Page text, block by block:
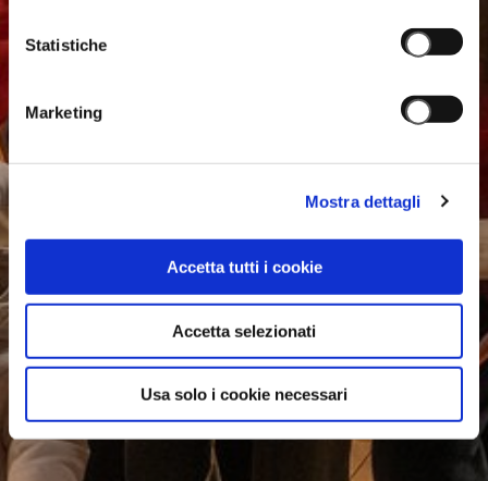
Statistiche
Marketing
Mostra dettagli
Accetta tutti i cookie
Accetta selezionati
Usa solo i cookie necessari